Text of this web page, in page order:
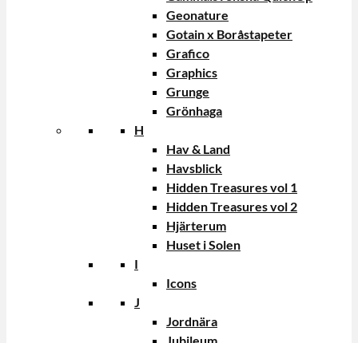
Geonature
Gotain x Boråstapeter
Grafico
Graphics
Grunge
Grönhaga
H
Hav & Land
Havsblick
Hidden Treasures vol 1
Hidden Treasures vol 2
Hjärterum
Huset i Solen
I
Icons
J
Jordnära